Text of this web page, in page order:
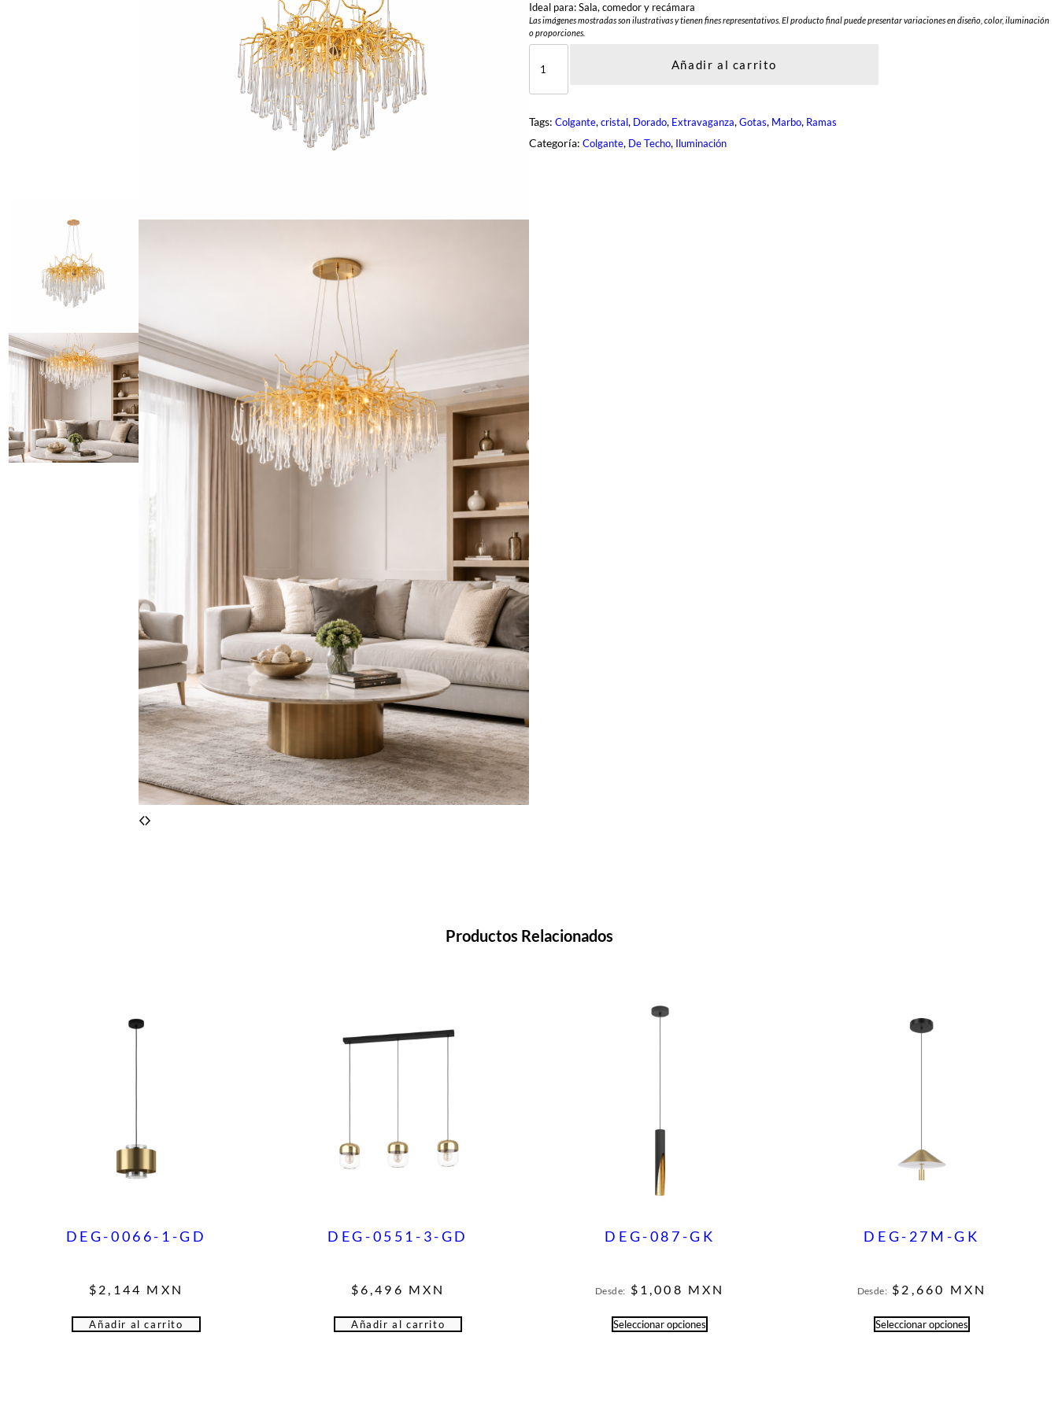
Ideal para: Sala, comedor y recámara
Las imágenes mostradas son ilustrativas y tienen fines representativos. El producto final puede presentar variaciones en diseño, color, iluminación
o proporciones.
D
1
B
-
Añadir al carrito
Tags: Colgante, cristal, Dorado, Extravaganza, Gotas, Marbo, Ramas
Categoría: Colgante, De Techo, Iluminación
Productos Relacionados
DEG-0066-1-GD
$ 2,144 MXN
Añadir al carrito
DEG-0551-3-GD
$6,496 MXN
Añadir al carrito
DEG-087-GK
Desde: $ 1,008 MXN
Seleccionar opciones
DEG-27M-GK
Desde: $ 2,660 MXN
Seleccionar opciones